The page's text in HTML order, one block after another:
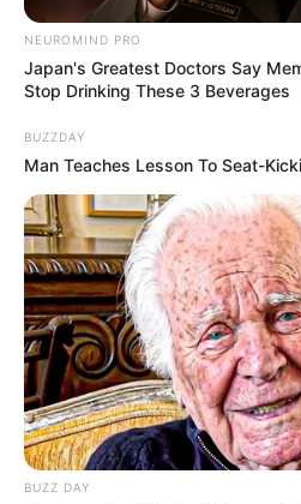
yang memikat. Semoga menjadi
selalu menjaga kebudayaan
TAGS HAPPY SALMA SRI MAYA KERTHYASA
NEUROMIND PRO
Japan's Greatest Doctors Say
Stop Drinking These 3 Beverages
BUZZDAY
Man Teaches Lesson To Seat-
BUZZ DAY